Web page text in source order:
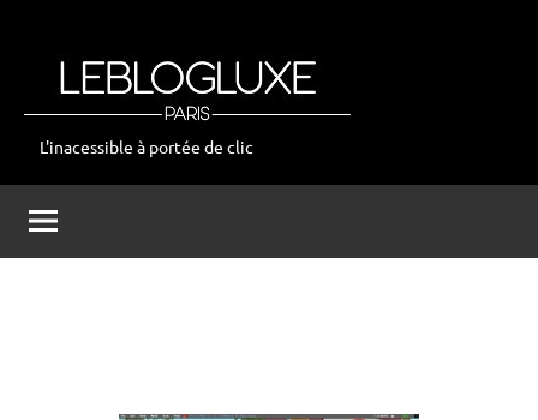
leblogluxe
L'inacessible à portée de clic